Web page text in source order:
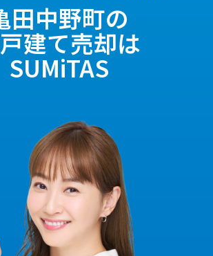
田中野町の
建て売却は
SUMiTAS